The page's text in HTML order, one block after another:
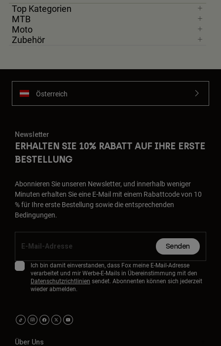
Top Kategorien
MTB
Moto
Zubehör
Österreich
Newsletter
ERHALTEN SIE 10% RABATT AUF IHRE ERSTE
BESTELLUNG
Abonnieren Sie unseren Newsletter, und innerhalb weniger
Minuten erhalten Sie eine E-Mail mit einem Rabattcode von 10
% für Ihre erste Bestellung sowie die entsprechenden
Bedingungen.
Senden
Ich bin damit einverstanden, dass Fox meine E-Mail-Adresse
verarbeitet und mir Werbe-E-Mails in Übereinstimmung mit den
Datenschutzrichtlinien sendet. Abonnenten können sich jederzeit
wieder abmelden.
Über Uns